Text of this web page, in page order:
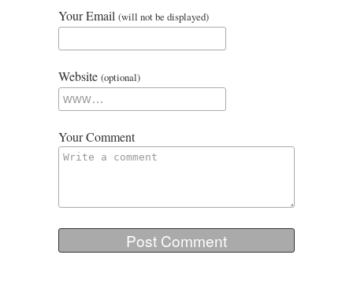
Your Email (will not be displayed)
Website (optional)
Your Comment